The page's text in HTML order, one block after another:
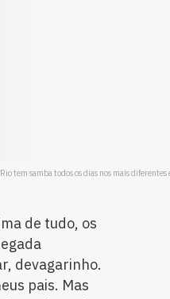
tem samba todos os dias nos mais
de tudo, os
devagarinho.
pais. Mas